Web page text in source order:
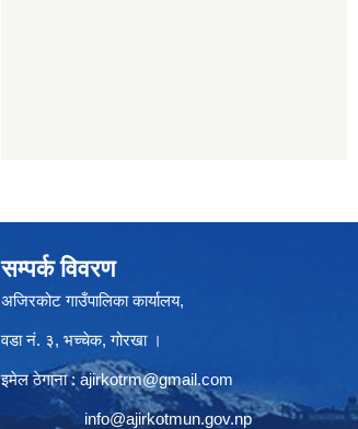
सम्पर्क विवरण
अजिरकोट गाउँपालिका कार्यालय,
वडा नं. ३, भच्चेक, गोरखा ।
इमेल ठेगाना : ajirkotrm@gmail.com
info@ajirkotmun.gov.np